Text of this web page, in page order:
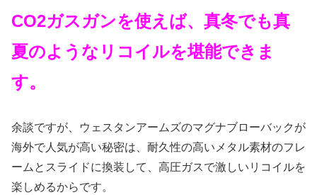
CO2ガスガンを使えば、真冬でも真
夏のようなリコイルを堪能できま
す。
余談ですが、ウェスタンアームズのマグナブローバックが
海外で人気が高い秘密は、耐久性の高いメタル素材のフレ
ームとスライドに換装して、高圧ガスで激しいリコイルを
楽しめるからです。